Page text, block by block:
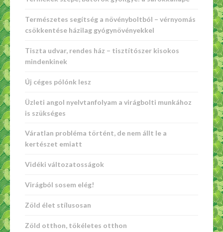
Természetes segítség a növényboltból – vérnyomás
csökkentése házilag gyógynövényekkel
Tiszta udvar, rendes ház – tisztítószer kisokos
mindenkinek
Új céges pólónk lesz
Üzleti angol nyelvtanfolyam a virágbolti munkához
is szükséges
Váratlan probléma történt, de nem állt le a
kertészet emiatt
Vidéki változatosságok
Virágból sosem elég!
Zöld élet stílusosan
Zöld otthon, tökéletes otthon